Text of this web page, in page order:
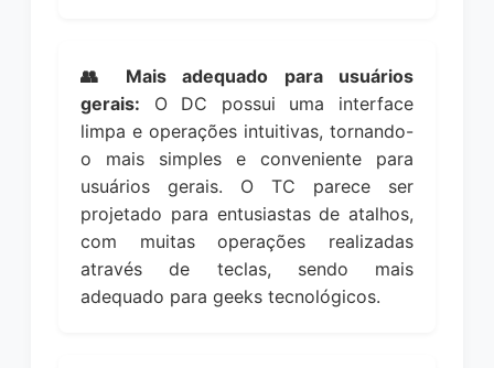
👥 Mais adequado para usuários
gerais: O DC possui uma interface
limpa e operações intuitivas, tornando-
o mais simples e conveniente para
usuários gerais. O TC parece ser
projetado para entusiastas de atalhos,
com muitas operações realizadas
através de teclas, sendo mais
adequado para geeks tecnológicos.